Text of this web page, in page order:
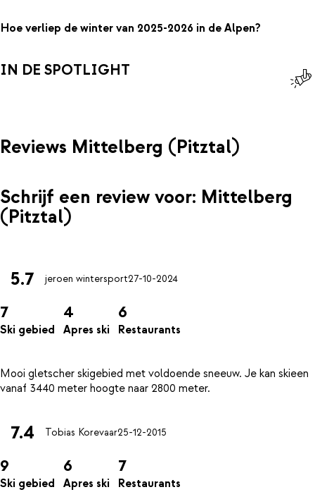
Hoe verliep de winter van 2025-2026 in de Alpen?
IN DE SPOTLIGHT
Reviews Mittelberg (Pitztal)
Schrijf een review voor: Mittelberg
(Pitztal)
5.7 jeroen wintersport27-10-2024
7
Ski gebied
4
Apres ski
6
Restaurants
Mooi gletscher skigebied met voldoende sneeuw. Je kan skieen
7.4 Tobias Korevaar25-12-2015
9
Ski gebied
6
Apres ski
7
Restaurants